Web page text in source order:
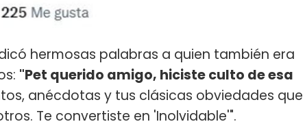
hermosas palabras a quien también era
"Pet querido amigo, hiciste culto de esa
anécdotas y tus clásicas obviedades que
Te convertiste en 'Inolvidable'".